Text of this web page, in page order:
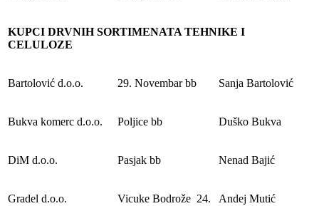
KUPCI DRVNIH SORTIMENATA TEHNIKE I
CELULOZE
Bartolović d.o.o. 29. Novembar bb Sanja Bartolović
Bukva komerc d.o.o. Poljice bb Duško Bukva
DiM d.o.o. Pasjak bb Nenad Bajić
Gradel d.o.o. Vicuke Bodrože 24. Andej Mutić